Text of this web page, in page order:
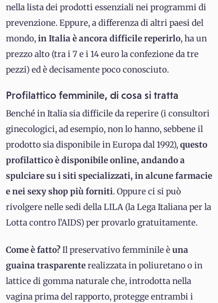
nella lista dei prodotti essenziali nei programmi di
prevenzione. Eppure, a differenza di altri paesi del
mondo,in Italia è ancora difficile reperirlo, ha un
prezzo alto (tra i 7 e i 14 euro la confezione da tre
pezzi) ed è decisamente poco conosciuto.
Profilattico femminile, di cosa si tratta
Benché in Italia sia difficile da reperire (i consultori
ginecologici, ad esempio, non lo hanno, sebbene il
prodotto sia disponibile in Europa dal 1992),questo
profilattico è disponibile online, andando a
spulciare su i siti specializzati, in alcune farmacie
e nei sexy shop più forniti. Oppure ci si può
rivolgere nelle sedi della LILA (la Lega Italiana per la
Lotta contro l’AIDS) per provarlo gratuitamente.
Come è fatto?Il preservativo femminile èuna
guaina trasparenterealizzata in poliuretano o in
lattice di gomma naturale che, introdotta nella
vagina prima del rapporto, protegge entrambi i